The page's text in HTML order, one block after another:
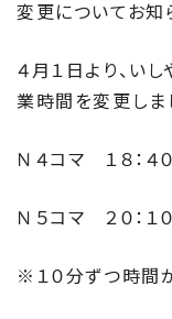
変更についてお知
４月１日より、い
業時間を変更しま
Ｎ４コマ １８：４
Ｎ５コマ ２０：１
※１０分ずつ時間